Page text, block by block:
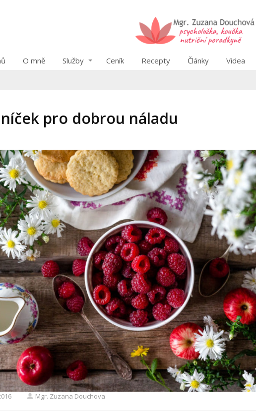
O mně Služby Ceník Recepty Články Videa
pro dobrou náladu
Mgr. Zuzana Douchova